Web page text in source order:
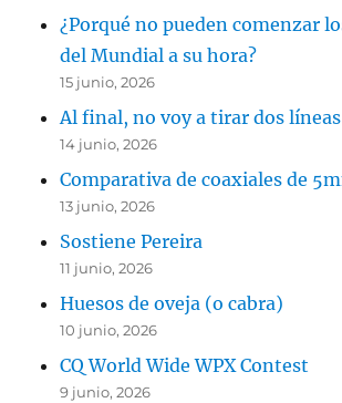
¿Porqué no pueden comenzar
del Mundial a su hora?
15 junio, 2026
Al final, no voy a tirar dos líneas
14 junio, 2026
Comparativa de coaxiales de
13 junio, 2026
Sostiene Pereira
11 junio, 2026
Huesos de oveja (o cabra)
10 junio, 2026
CQ World Wide WPX Contest
9 junio, 2026